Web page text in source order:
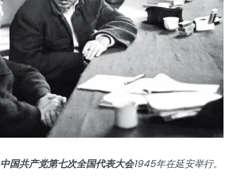
中国共产党第七次全国代表大会1945年在延安举行。